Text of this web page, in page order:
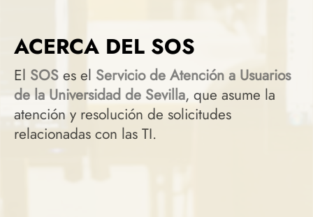
ACERCA DEL SOS
El SOS es el Servicio de Atención a Usuarios
de la Universidad de Sevilla, que asume la
atención y resolución de solicitudes
relacionadas con las TI.